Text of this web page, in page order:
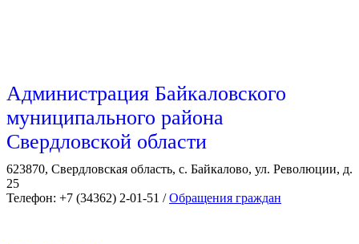
Администрация Байкаловского
муниципального района
Свердловской области
623870, Свердловская область, с. Байкалово, ул. Революции, д.
25
Телефон: +7 (34362) 2-01-51 /Обращения граждан